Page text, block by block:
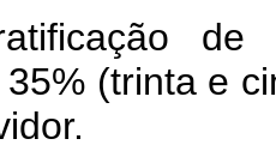
(trinta e